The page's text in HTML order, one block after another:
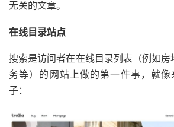
无关的文章。
在线目录站点
搜索是访问者在在线目录列表（例如
务等）的网站上做的第一件事，就像
子：